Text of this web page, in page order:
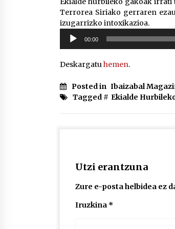
Terrorea Siriako gerraren
izugarrizko intoxikazioa.
Soinu
erreproduzigailua
00:00
Deskargatuhemen.
Posted in Ibaizabal
Tagged # Ekialde
Utzi erantzuna
Zure e-posta helbidea ez
Iruzkina *